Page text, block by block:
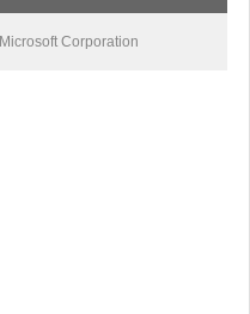
Microsoft Corporation